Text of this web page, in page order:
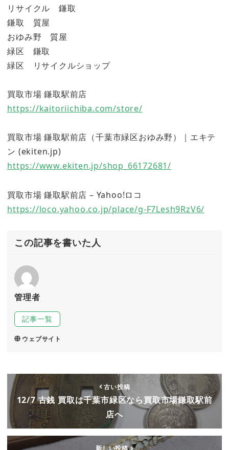
リサイクル 鎌取
鎌取 質屋
おゆみ野 質屋
緑区 鎌取
緑区 リサイクルショップ
買取市場 鎌取駅前店
https://kaitoriichiba.com/store/
買取市場 鎌取駅前店（千葉市緑区おゆみ野）｜エキテ
ン (ekiten.jp)
https://www.ekiten.jp/shop_66172681/
買取市場 鎌取駅前店 – Yahoo!ロコ
https://loco.yahoo.co.jp/place/g-F7Lesh9RzV6/
この記事を書いた人
管理者
記事一覧
ウェブサイト
古い投稿
12/7 古銭 買取は千葉市緑区なら買取市場鎌取駅前
店へ
新しい投稿